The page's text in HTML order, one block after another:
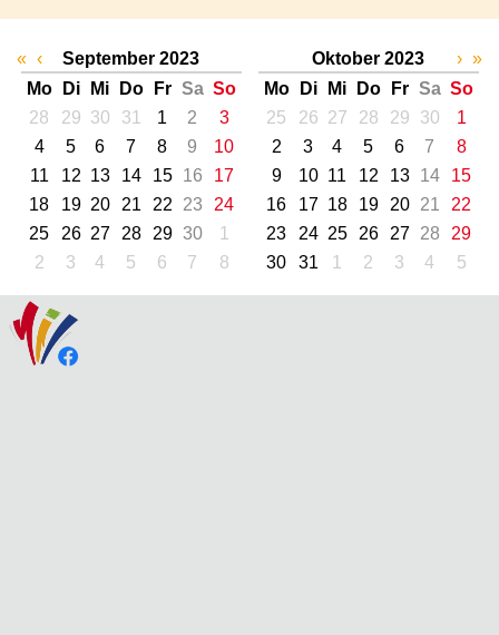
« ‹
September 2023
Mo
Di Mi Do Fr Sa So
28
29 30 31 1 2
3
4
5 6 7 8 9
10
11
12 13 14 15 16
17
18
19 20 21 22 23
24
25
26 27 28 29 30
1
2
3 4 5 6 7 8
Oktober 2023
Mo
Di Mi Do Fr Sa So
25
26 27 28 29 30
1
2
3 4 5 6 7
8
9
10 11 12 13 14
15
16
17 18 19 20 21
22
23
24 25 26 27 28
29
30
31 1 2 3 4 5
› »